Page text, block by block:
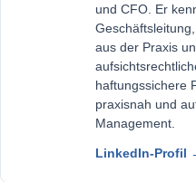
und CFO. Er
aus der Praxis
haftungssichere
praxisnah und
Management.
LinkedIn-Profil